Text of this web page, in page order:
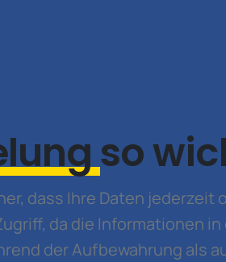
so
dass Ihre Daten jederzeit
da die Informationen in
der Aufbewahrung als